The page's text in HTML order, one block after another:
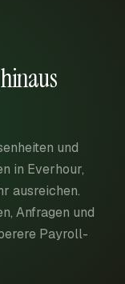
und
in Everhour,
ausreichen.
Anfragen und
Payroll-